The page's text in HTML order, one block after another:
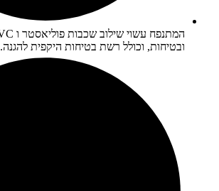
ובטיחות, וכולל רשת בטיחות היקפית להגנה.